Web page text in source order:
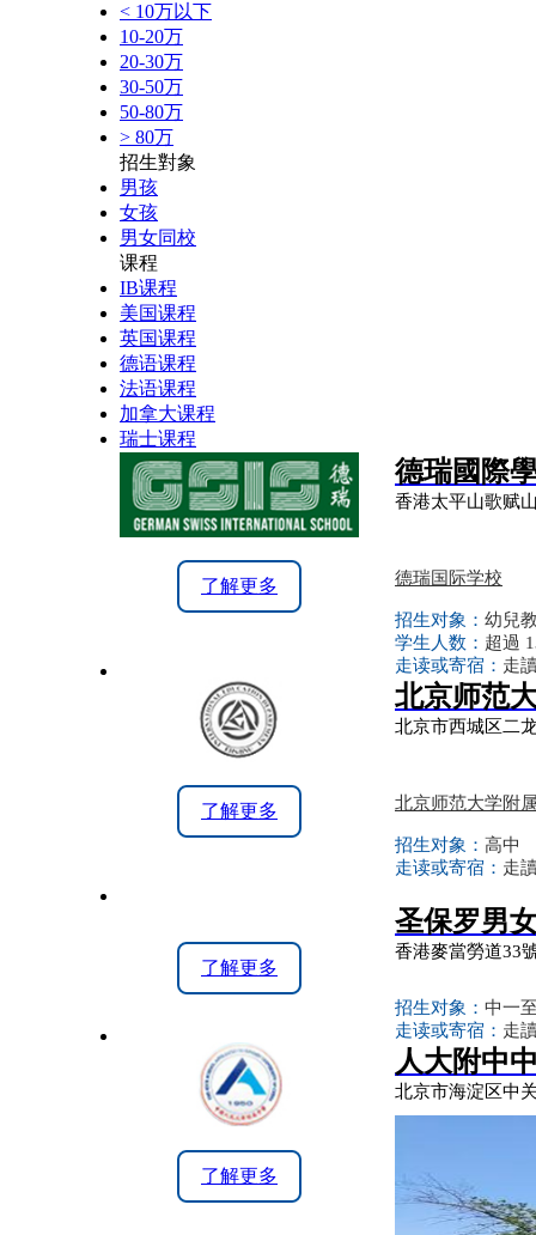
< 10万以下
10-20万
20-30万
30-50万
50-80万
> 80万
招生對象
男孩
女孩
男女同校
课程
IB课程
美国课程
英国课程
德语课程
法语课程
加拿大课程
瑞士课程
了解更多
德瑞國際
香港太平山歌赋
德瑞国际学校
招生对象： 幼兒
学生人数： 超過
走读或寄宿： 走
了解更多
北京师范
北京市西城区二
北京师范大学附
招生对象： 高中
走读或寄宿： 走
了解更多
圣保罗男
香港麥當勞道33
招生对象： 中一
走读或寄宿： 走
了解更多
人大附中
北京市海淀区中